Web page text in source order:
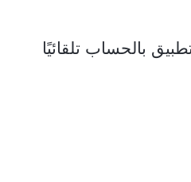
بالحساب تلقائيًا